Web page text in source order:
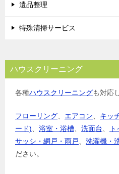
遺品整理
特殊清掃サービス
ハウスクリーニング
各種ハウスクリーニングも対応
フローリング、 エアコン、 キッ
ード)、 浴室・浴槽、 洗面台、
サッシ・網戸・雨戸、 洗濯機・
ださい。